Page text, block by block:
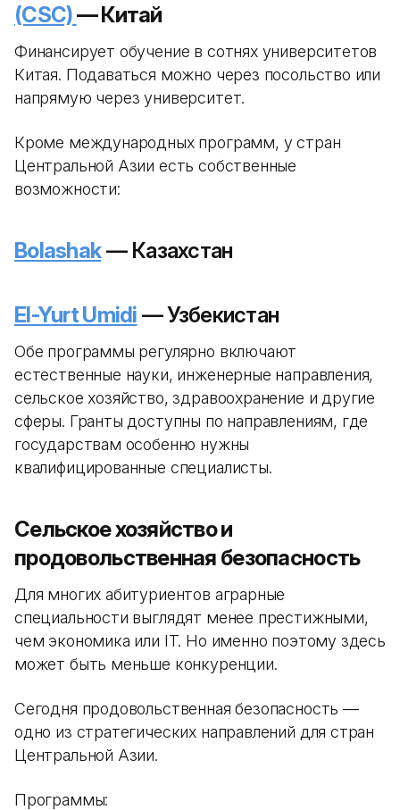
(CSC)— Китай
Финансирует обучение в сотнях университетов
Китая. Подаваться можно через посольство или
напрямую через университет.
Кроме международных программ, у стран
Центральной Азии есть собственные
возможности:
Bolashak— Казахстан
El-Yurt Umidi — Узбекистан
Обе программы регулярно включают
естественные науки, инженерные направления,
сельское хозяйство, здравоохранение и другие
сферы. Гранты доступны по направлениям, где
государствам особенно нужны
квалифицированные специалисты.
Сельское хозяйство и
продовольственная безопасность
Для многих абитуриентов аграрные
специальности выглядят менее престижными,
чем экономика или IT. Но именно поэтому здесь
может быть меньше конкуренции.
Сегодня продовольственная безопасность —
одно из стратегических направлений для стран
Центральной Азии.
Программы: